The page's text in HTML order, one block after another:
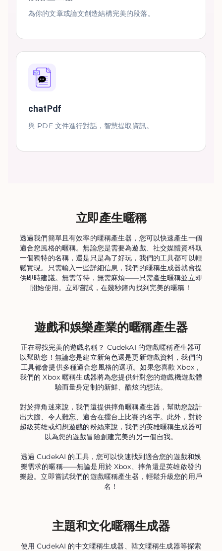
為你的文章或論文創造結構完美的段落。
chatPdf
與 PDF 文件進行對話，智慧提取資訊。
立即產生暱稱
透過我們簡單且有效率的暱稱產生器，您可以快速產生一個
適合您風格的暱稱。無論您是需要為遊戲、社交媒體資料取
一個獨特的名稱，還是只是為了好玩，我們的工具都可以輕
鬆實現。只需輸入一些詳細信息，我們的暱稱生成器就會提
供即時建議。無需等待，無需麻煩——只需產生暱稱並立即
開始使用。立即嘗試，在幾秒鐘內找到完美的暱稱！
遊戲和娛樂產業的暱稱產生器
正在尋找完美的遊戲名稱？ CudekAI 的遊戲暱稱產生器可
以幫助您！無論您是建立新角色還是更新遊戲資料，我們的
工具都會提供多種適合您風格的選項。如果您喜歡 Xbox，
我們的 Xbox 暱稱生成器將為您提供針對您的遊戲機遊戲體
驗而量身定制的新鮮、酷炫的想法。
對於摔角迷來說，我們還提供摔角暱稱產生器，幫助您設計
出大膽、令人難忘、適合在擂台上比賽的名字。此外，對於
超級英雄或幻想遊戲的粉絲來說，我們的英雄暱稱生成器可
以為您的遊戲冒險創建完美的另一個自我。
透過 CudekAI 的工具，您可以快速找到適合您的遊戲和娛
樂需求的暱稱——無論是用於 Xbox、摔角還是英雄啟發的
樂趣。立即嘗試我們的遊戲暱稱產生器，輕鬆升級您的用戶
名！
主題和文化暱稱生成器
使用 CudekAI 的中文暱稱生成器、韓文暱稱生成器等探索